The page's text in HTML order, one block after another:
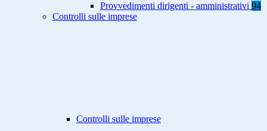
Provvedimenti dirigenti - amministrativi 94
Controlli sulle imprese
Controlli sulle imprese